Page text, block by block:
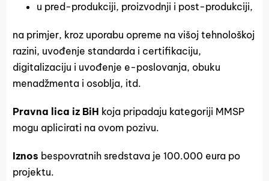
u pred-produkciji, proizvodnji i post-produkciji,
na primjer, kroz uporabu opreme na višoj tehnološkoj
razini, uvođenje standarda i certifikaciju,
digitalizaciju i uvođenje e-poslovanja, obuku
menadžmenta i osoblja, itd.
Pravna lica iz BiH koja pripadaju kategoriji MMSP
mogu aplicirati na ovom pozivu.
Iznos bespovratnih sredstava je 100.000 eura po
projektu.